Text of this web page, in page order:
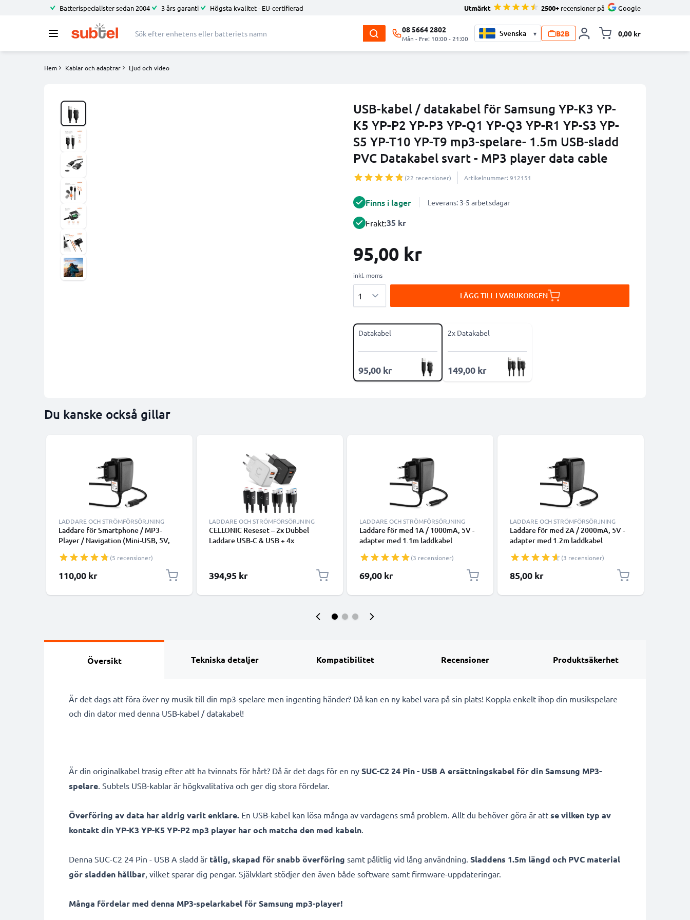
Batterispecialister sedan 2004 3 års garanti Högsta kvalitet - EU-certifierad Utmärkt 2500+ recensioner på Google
08 5664 2802
Mån - Fre: 10:00 - 21:00
▾ B2B 0,00 kr
Hem Kablar och adaptrar Ljud och video
USB-kabel / datakabel för Samsung YP-K3 YP-
K5 YP-P2 YP-P3 YP-Q1 YP-Q3 YP-R1 YP-S3 YP-
S5 YP-T10 YP-T9 mp3-spelare- 1.5m USB-sladd
PVC Datakabel svart - MP3 player data cable
(22 recensioner) Artikelnummer: 912151
Finns i lager Leverans: 3-5 arbetsdagar
Frakt:35 kr
95,00 kr
inkl. moms
LÄGG TILL I VARUKORGEN
Datakabel
95,00 kr
2x Datakabel
149,00 kr
Du kanske också gillar
LADDARE OCH STRÖMFÖRSÖRJNING
Laddare för Smartphone / MP3-
Player / Navigation (Mini-USB, 5V,
2000mA, 5V - adapter med 1,2m
laddkabel
(5 recensioner)
110,00 kr
LADDARE OCH STRÖMFÖRSÖRJNING
CELLONIC Reseset – 2x Dubbel
Laddare USB-C & USB + 4x
Smartklocka m.m. – 2x 20W PD USB
Snabbladdare i Svart och Vitt
394,95 kr
LADDARE OCH STRÖMFÖRSÖRJNING
Laddare för med 1A / 1000mA, 5V -
adapter med 1.1m laddkabel
(3 recensioner)
69,00 kr
LADDARE OCH STRÖMFÖRSÖRJNING
Laddare för med 2A / 2000mA, 5V -
adapter med 1.2m laddkabel
(3 recensioner)
85,00 kr
Översikt Tekniska detaljer Kompatibilitet Recensioner Produktsäkerhet
Är det dags att föra över ny musik till din mp3-spelare men ingenting händer? Då kan en ny kabel vara på sin plats! Koppla enkelt ihop din musikspelare
och din dator med denna USB-kabel / datakabel!
Är din originalkabel trasig efter att ha tvinnats för hårt? Då är det dags för en ny SUC-C2 24 Pin - USB A ersättningskabel för din Samsung MP3-
spelare. Subtels USB-kablar är högkvalitativa och ger dig stora fördelar.
Överföring av data har aldrig varit enklare. En USB-kabel kan lösa många av vardagens små problem. Allt du behöver göra är att se vilken typ av
kontakt din YP-K3 YP-K5 YP-P2 mp3 player har och matcha den med kabeln.
Denna SUC-C2 24 Pin - USB A sladd är tålig, skapad för snabb överföring samt pålitlig vid lång användning. Sladdens 1.5m längd och PVC material
gör sladden hållbar, vilket sparar dig pengar. Självklart stödjer den även både software samt firmware-uppdateringar.
Många fördelar med denna MP3-spelarkabel för Samsung mp3-player!